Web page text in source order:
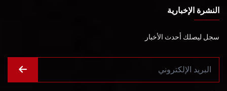
النشرة الإخبارية
سجل ليصلك أحدث الأخبار